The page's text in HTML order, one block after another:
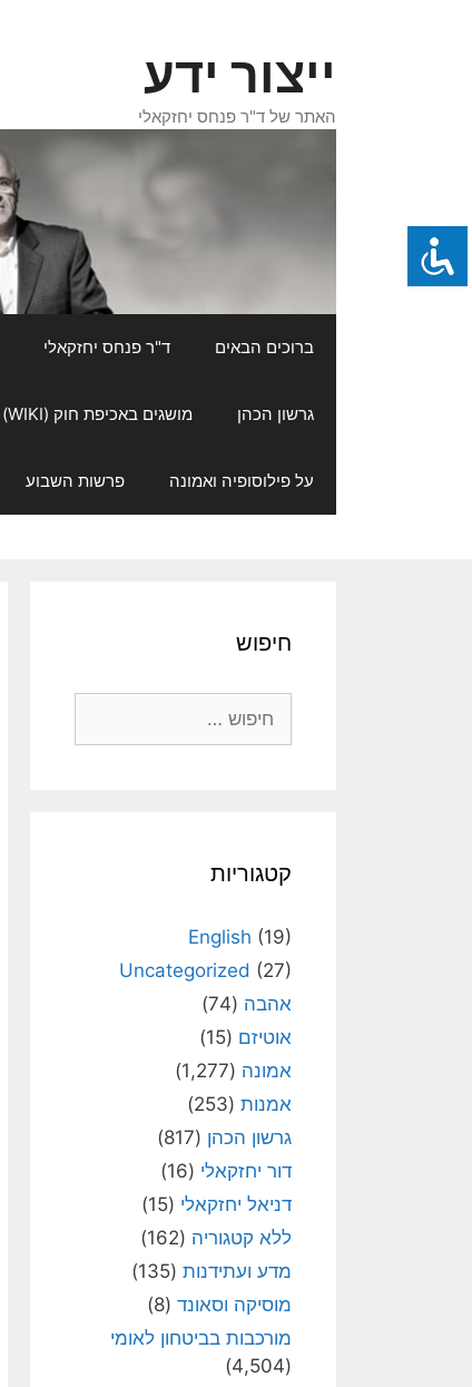
ייצור ידע
האתר של ד"ר פנחס יחזקאלי
ברוכים הבאים ד"ר פנחס יחזקאלי
גרשון הכהן מושגים באכיפת חוק (WIKI)
על פילוסופיה ואמונה פרשות השבוע
חיפוש
קטגוריות
English (19)
Uncategorized (27)
אהבה (74)
אוטיזם (15)
אמונה (1,277)
אמנות (253)
גרשון הכהן (817)
דור יחזקאלי (16)
דניאל יחזקאלי (15)
ללא קטגוריה (162)
מדע ועתידנות (135)
מוסיקה וסאונד (8)
מורכבות בביטחון לאומי
(4,504)